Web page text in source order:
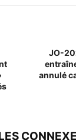
JO-
annulé